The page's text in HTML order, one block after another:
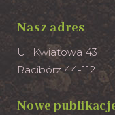
Nasz adres
Ul. Kwiatowa 43
Racibórz 44-112
Nowe